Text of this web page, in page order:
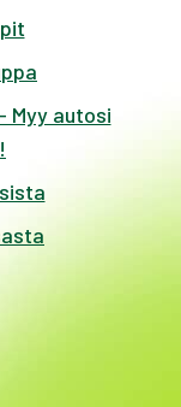
Myy autosi